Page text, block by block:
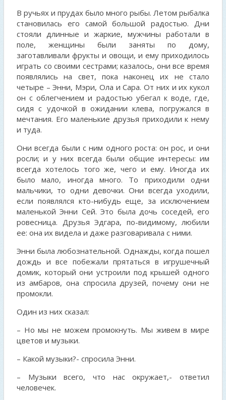
В ручьях и прудах было много рыбы. Летом рыбалка
становилась его самой большой радостью. Дни
стояли длинные и жаркие, мужчины работали в
поле, женщины были заняты по дому,
заготавливали фрукты и овощи, и ему приходилось
играть со своими сестрами; казалось, они все время
появлялись на свет, пока наконец их не стало
четыре – Энни, Мэри, Ола и Сара. От них и их кукол
он с облегчением и радостью убегал к воде, где,
сидя с удочкой в ожидании клева, погружался в
мечтания. Его маленькие друзья приходили к нему
и туда.
Они всегда были с ним одного роста: он рос, и они
росли; и у них всегда были общие интересы: им
всегда хотелось того же, чего и ему. Иногда их
было мало, иногда много. То приходили одни
мальчики, то одни девочки. Они всегда уходили,
если появлялся кто-нибудь еще, за исключением
маленькой Энни Сей. Это была дочь соседей, его
ровесница. Друзья Эдгара, по-видимому, любили
ее: она их видела и даже разговаривала с ними.
Энни была любознательной. Однажды, когда пошел
дождь и все побежали прятаться в игрушечный
домик, который они устроили под крышей одного
из амбаров, она спросила друзей, почему они не
промокли.
Один из них сказал:
– Но мы не можем промокнуть. Мы живем в мире
цветов и музыки.
– Какой музыки?- спросила Энни.
– Музыки всего, что нас окружает,- ответил
человечек.